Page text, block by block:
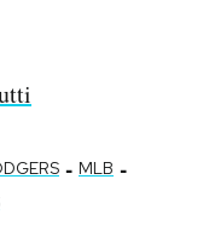
- MLB -